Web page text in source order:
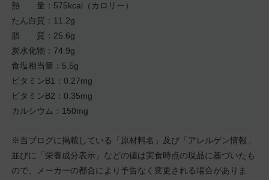
熱 量：575kcal（カロリー）
たん白質：11.2g
脂 質：25.6g
炭水化物：74.9g
食塩相当量：5.5g
ビタミンB1：0.27mg
ビタミンB2：0.35mg
カルシウム：150mg
※当ブログに掲載している「原材料名」及び「アレルゲン情報」
並びに「栄養成分表示」などの値は実食時点の現品に基づいたも
ので、メーカーの都合により予告なく変更される場合がありま